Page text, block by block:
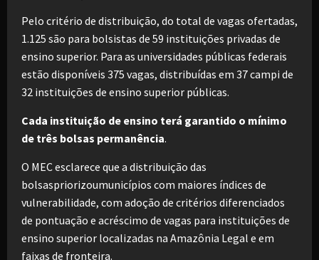
Pelo critério de distribuição, do total de vagas ofertadas,
1.125 são para bolsistas de 59 instituições privadas de
ensino superior. Para as universidades públicas federais
estão disponíveis 375 vagas, distribuídas em 37 campi de
32 instituições de ensino superior públicas.
Cada instituição de ensino terá garantido o mínimo
de três bolsas permanência.
O MEC esclarece que a distribuição das
bolsaspriorizoumunicípios com maiores índices de
vulnerabilidade, com adoção de critérios diferenciados
de pontuação e acréscimo de vagas para instituições de
ensino superior localizadas na Amazônia Legal e em
faixas de fronteira.